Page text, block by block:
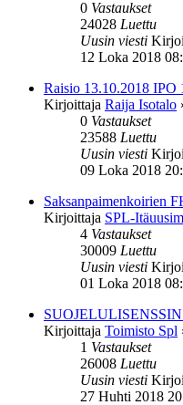
0 Vastaukset
24028 Luettu
Uusin viesti
12 Loka 2018
Raisio 13.10.2018 IPO
Kirjoittaja Raija Isotalo
0 Vastaukset
23588 Luettu
Uusin viesti
09 Loka 2018
Saksanpaimenkoirien
Kirjoittaja SPL-
4 Vastaukset
30009 Luettu
Uusin viesti
01 Loka 2018
Kirjoittaja Toimisto Spl
1 Vastaukset
26008 Luettu
Uusin viesti
27 Huhti 2018